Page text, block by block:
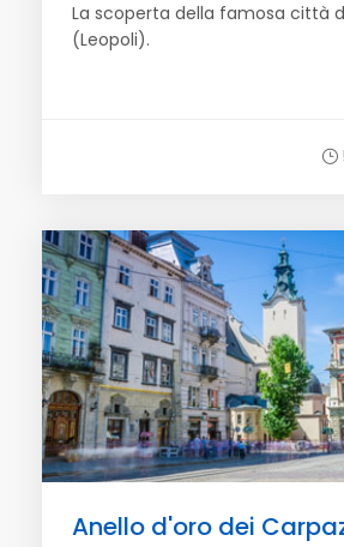
La scoperta della famosa città
(Leopoli).
Anello d'oro dei